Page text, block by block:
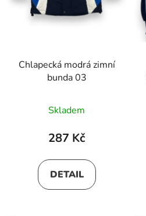
Chlapecká modrá zimní
bunda 03
Skladem
287 Kč
DETAIL